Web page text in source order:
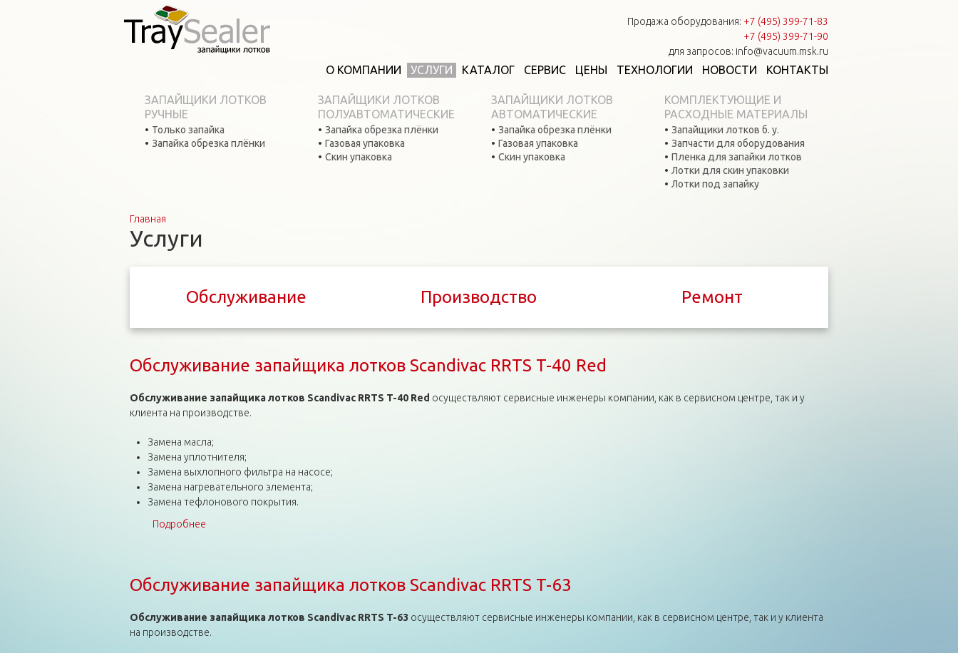
Продажа оборудования: +7 (495) 399-71-83
+7 (495) 399-71-90
для запросов: info@vacuum.msk.ru
О КОМПАНИИ УСЛУГИ КАТАЛОГ СЕРВИС ЦЕНЫ ТЕХНОЛОГИИ НОВОСТИ КОНТАКТЫ
ЗАПАЙЩИКИ ЛОТКОВ
РУЧНЫЕ
Только запайка
Запайка обрезка плёнки
ЗАПАЙЩИКИ ЛОТКОВ
ПОЛУАВТОМАТИЧЕСКИЕ
Запайка обрезка плёнки
Газовая упаковка
Скин упаковка
ЗАПАЙЩИКИ ЛОТКОВ
АВТОМАТИЧЕСКИЕ
Запайка обрезка плёнки
Газовая упаковка
Скин упаковка
КОМПЛЕКТУЮЩИЕ И
РАСХОДНЫЕ МАТЕРИАЛЫ
Запайщики лотков б. у.
Запчасти для оборудования
Пленка для запайки лотков
Лотки для скин упаковки
Лотки под запайку
Вы здесь
Главная
Услуги
Обслуживание Производство Ремонт
Обслуживание запайщика лотков Scandivac RRTS T-40 Red
Обслуживание запайщика лотков Scandivac RRTS T-40 Red осуществляют сервисные инженеры компании, как в сервисном центре, так и у
клиента на производстве.
Замена масла;
Замена уплотнителя;
Замена выхлопного фильтра на насосе;
Замена нагревательного элемента;
Замена тефлонового покрытия.
Подробнее
Обслуживание запайщика лотков Scandivac RRTS T-63
Обслуживание запайщика лотков Scandivac RRTS T-63 осуществляют сервисные инженеры компании, как в сервисном центре, так и у клиента
на производстве.